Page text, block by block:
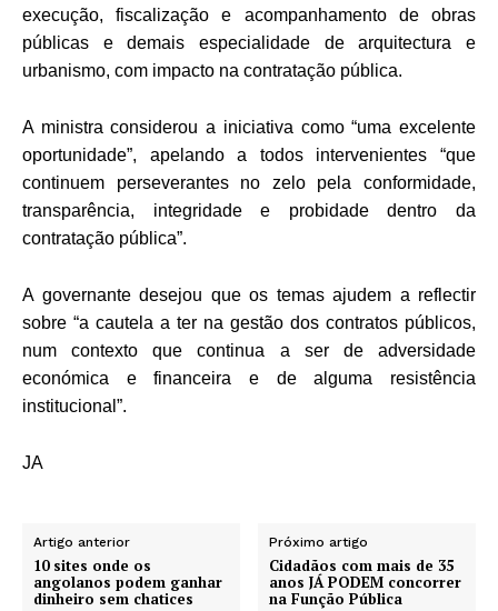
execução, fiscalização e acompanhamento de obras
públicas e demais especialidade de arquitectura e
urbanismo, com impacto na contratação pública.
A ministra considerou a iniciativa como “uma excelente
oportunidade”, apelando a todos intervenientes “que
continuem perseverantes no zelo pela conformidade,
transparência, integridade e probidade dentro da
contratação pública”.
A governante desejou que os temas ajudem a reflectir
sobre “a cautela a ter na gestão dos contratos públicos,
num contexto que continua a ser de adversidade
económica e financeira e de alguma resistência
institucional”.
JA
Artigo anterior
10 sites onde os
angolanos podem ganhar
dinheiro sem chatices
Próximo artigo
Cidadãos com mais de 35
anos JÁ PODEM concorrer
na Função Pública